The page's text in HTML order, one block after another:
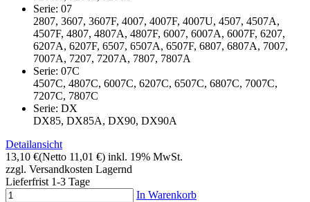
Serie: 07
2807, 3607, 3607F, 4007, 4007F, 4007U, 4507, 4507A,
4507F, 4807, 4807A, 4807F, 6007, 6007A, 6007F, 6207,
6207A, 6207F, 6507, 6507A, 6507F, 6807, 6807A, 7007,
7007A, 7207, 7207A, 7807, 7807A
Serie: 07C
4507C, 4807C, 6007C, 6207C, 6507C, 6807C, 7007C,
7207C, 7807C
Serie: DX
DX85, DX85A, DX90, DX90A
Detailansicht
13,10 €(Netto 11,01 €) inkl. 19% MwSt.
zzgl. Versandkosten Lagernd
Lieferfrist 1-3 Tage
In Warenkorb